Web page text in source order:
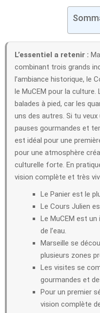
L’essentiel a retenir :
combinant trois grands
l’ambiance historique, le
le MuCEM pour la
balades à pied, car les
uns des autres. Si tu
pauses gourmandes et
est idéal pour une
pour une atmosphère
culturelle forte. En
vision complète et très
Le Panier est le
Le Cours Julien
Le MuCEM est
de l’eau.
Marseille se
plusieurs zones
Les visites se
gourmandes et
Pour un premier
vision complète